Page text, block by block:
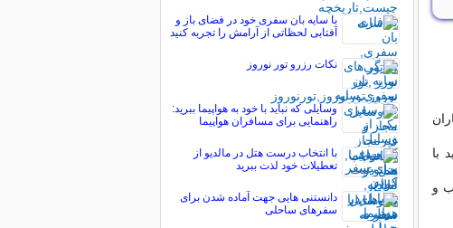
با
و
با سایه بان سفری خود در فضای باز و
آفتابی لحظاتی از آرامش را تجربه کنید
نکات رزرو تور نوروز
وسایلی که نباید با خود به هواپیما ببرید:
راهنمایی برای مسافران هواپیما
با انتخاب درست هتل در مالدیو از
تعطیلات خود لذت ببرید
دانستنی هایی جهت آماده شدن برای
سفرهای ساحلی